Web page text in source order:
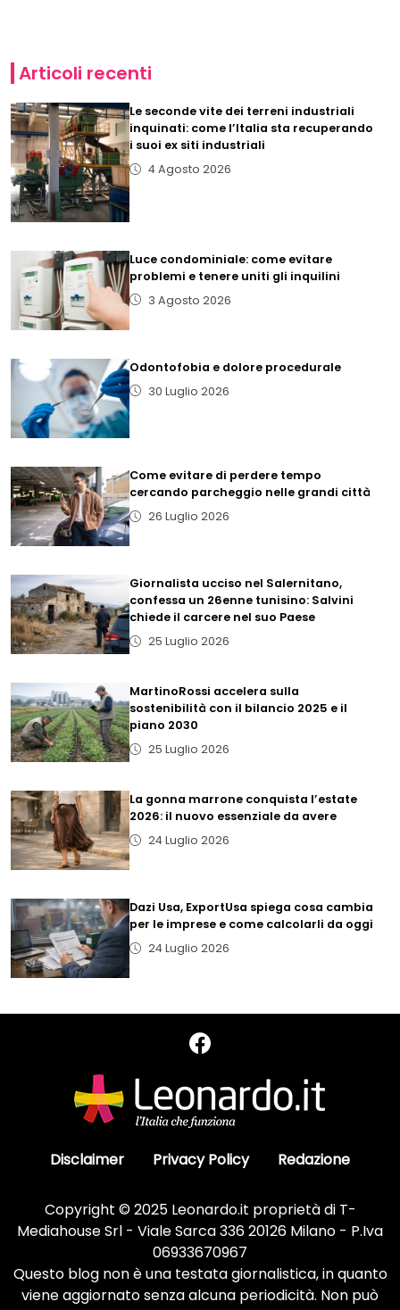
Articoli recenti
Le seconde vite dei terreni industriali
inquinati: come l’Italia sta recuperando
i suoi ex siti industriali
4 Agosto 2026
Luce condominiale: come evitare
problemi e tenere uniti gli inquilini
3 Agosto 2026
Odontofobia e dolore procedurale
30 Luglio 2026
Come evitare di perdere tempo
cercando parcheggio nelle grandi città
26 Luglio 2026
Giornalista ucciso nel Salernitano,
confessa un 26enne tunisino: Salvini
chiede il carcere nel suo Paese
25 Luglio 2026
MartinoRossi accelera sulla
sostenibilità con il bilancio 2025 e il
piano 2030
25 Luglio 2026
La gonna marrone conquista l’estate
2026: il nuovo essenziale da avere
24 Luglio 2026
Dazi Usa, ExportUsa spiega cosa cambia
per le imprese e come calcolarli da oggi
24 Luglio 2026
Disclaimer Privacy Policy Redazione
Copyright © 2025 Leonardo.it proprietà di T-
Mediahouse Srl - Viale Sarca 336 20126 Milano - P.Iva
06933670967
Questo blog non è una testata giornalistica, in quanto
viene aggiornato senza alcuna periodicità. Non può